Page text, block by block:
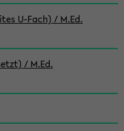
U-Fach) / M.Ed.
/ M.Ed.